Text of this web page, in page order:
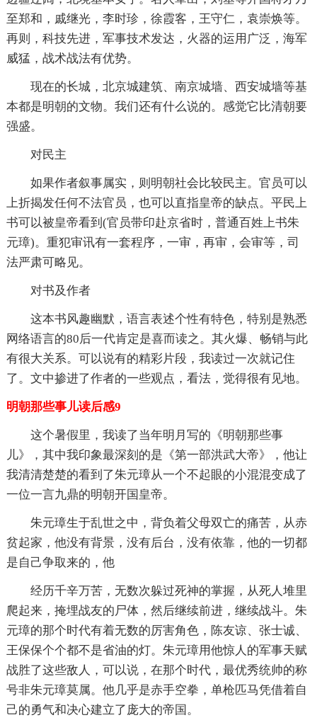
至郑和，戚继光，李时珍，徐霞客，王守仁，袁崇焕等。
再则，科技先进，军事技术发达，火器的运用广泛，海军
威猛，战术战法有优势。
现在的长城，北京城建筑、南京城墙、西安城墙等基
本都是明朝的文物。我们还有什么说的。感觉它比清朝要
强盛。
对民主
如果作者叙事属实，则明朝社会比较民主。官员可以
上折揭发任何不法官员，也可以直指皇帝的缺点。平民上
书可以被皇帝看到(官员带印赴京省时，普通百姓上书朱
元璋)。重犯审讯有一套程序，一审，再审，会审等，司
法严肃可略见。
对书及作者
这本书风趣幽默，语言表述个性有特色，特别是熟悉
网络语言的80后一代肯定是喜而读之。其火爆、畅销与此
有很大关系。可以说有的精彩片段，我读过一次就记住
了。文中掺进了作者的一些观点，看法，觉得很有见地。
明朝那些事儿读后感9
这个暑假里，我读了当年明月写的《明朝那些事
儿》，其中我印象最深刻的是《第一部洪武大帝》，他让
我清清楚楚的看到了朱元璋从一个不起眼的小混混变成了
一位一言九鼎的明朝开国皇帝。
朱元璋生于乱世之中，背负着父母双亡的痛苦，从赤
贫起家，他没有背景，没有后台，没有依靠，他的一切都
是自己争取来的，他
经历千辛万苦，无数次躲过死神的掌握，从死人堆里
爬起来，掩埋战友的尸体，然后继续前进，继续战斗。朱
元璋的那个时代有着无数的厉害角色，陈友谅、张士诚、
王保保个个都不是省油的灯。朱元璋用他惊人的军事天赋
战胜了这些敌人，可以说，在那个时代，最优秀统帅的称
号非朱元璋莫属。他几乎是赤手空拳，单枪匹马凭借着自
己的勇气和决心建立了庞大的帝国。